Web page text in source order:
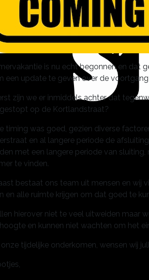
is nu echt begonnen en dat
een update te geven over de
zijn we er inmiddels achter dat
op de Kortlandstraat?
timing was goed, gezien diverse
en al langere periode de
met een langere periode van
te vinden.
bestaat ons team uit mensen en wij
en alle ruimte krijgen om dat goed te
hierover niet te veel uitweiden maar
en kunnen niet wachten om het
tijdelijke onderkomen, wensen wij